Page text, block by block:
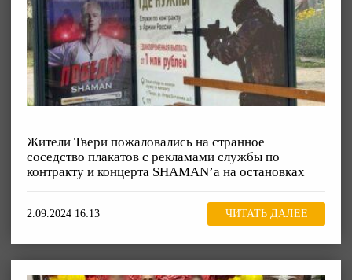
Жители Твери пожаловались на странное
соседство плакатов с рекламами службы по
контракту и концерта SHAMAN’а на остановках
2.09.2024 16:13 ЧИТАТЬ ДАЛЕЕ